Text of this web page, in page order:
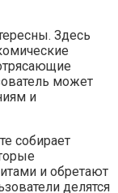
Здесь
может
и
собирает
и обретают
делятся